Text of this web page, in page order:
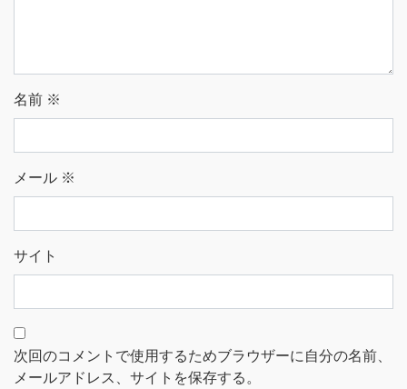
名前 ※
メール ※
サイト
次回のコメントで使用するためブラウザーに自分の名前、
メールアドレス、サイトを保存する。